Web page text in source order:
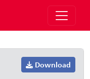
Download